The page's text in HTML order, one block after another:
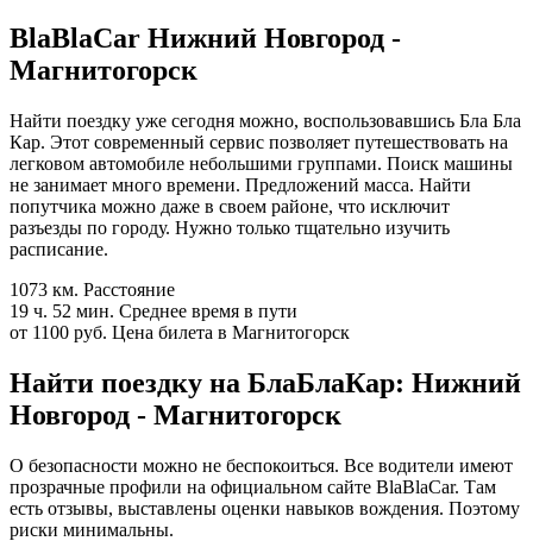
BlaBlaCar Нижний Новгород -
Магнитогорск
Найти поездку уже сегодня можно, воспользовавшись Бла Бла
Кар. Этот современный сервис позволяет путешествовать на
легковом автомобиле небольшими группами. Поиск машины
не занимает много времени. Предложений масса. Найти
попутчика можно даже в своем районе, что исключит
разъезды по городу. Нужно только тщательно изучить
расписание.
1073 км. Расстояние
19 ч. 52 мин. Среднее время в пути
от 1100 руб. Цена билета в Магнитогорск
Найти поездку на БлаБлаКар: Нижний
Новгород - Магнитогорск
О безопасности можно не беспокоиться. Все водители имеют
прозрачные профили на официальном сайте BlaBlaCar. Там
есть отзывы, выставлены оценки навыков вождения. Поэтому
риски минимальны.